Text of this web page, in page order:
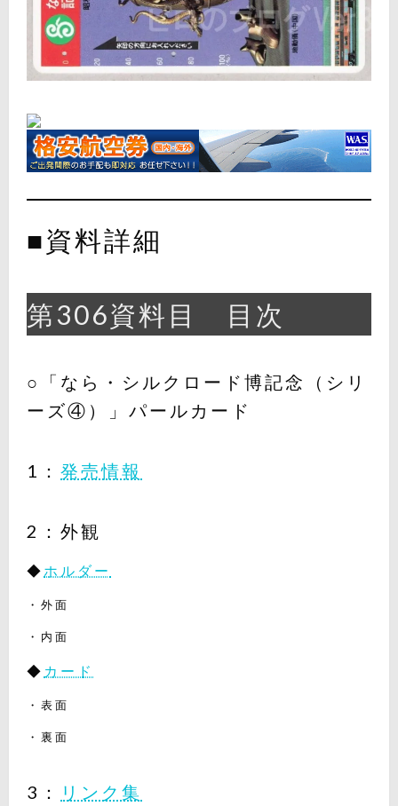
■資料詳細
第306資料目 目次
○「なら・シルクロード博記念（シリ
ーズ④）」パールカード
1： 発売情報
2：外観
◆ ホルダー
・外面
・内面
◆ カード
・表面
・裏面
3： リンク集